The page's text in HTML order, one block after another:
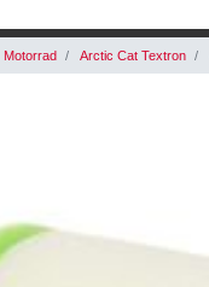
Motorrad Arctic Cat Textron